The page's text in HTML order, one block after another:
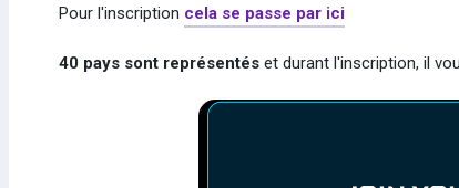
Pour l'inscription cela se passe par ici
40 pays sont représentéset durant l'inscription, il